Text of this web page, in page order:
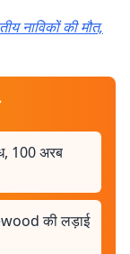
नाविकों की मौत,
100 अरब
की लड़ाई